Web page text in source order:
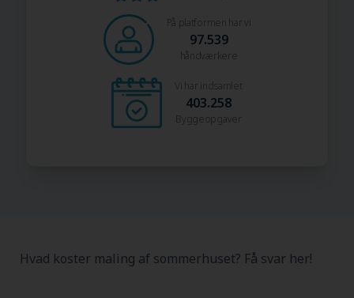
På platformen har vi
97.539
håndværkere
Vi har indsamlet
403.258
Byggeopgaver
Hvad koster maling af sommerhuset? Få svar her!